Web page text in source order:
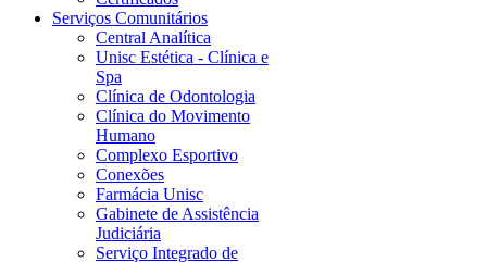
Serviços Comunitários
Central Analítica
Unisc Estética - Clínica e
Spa
Clínica de Odontologia
Clínica do Movimento
Humano
Complexo Esportivo
Conexões
Farmácia Unisc
Gabinete de Assistência
Judiciária
Serviço Integrado de